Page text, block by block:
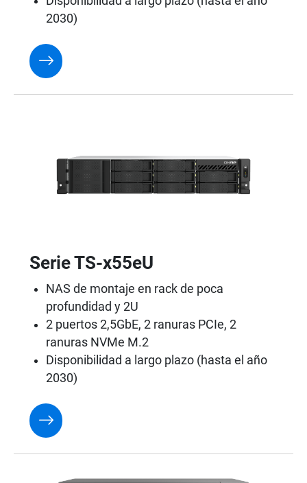
2030)
Serie TS-x55eU
NAS de montaje en rack de poca
profundidad y 2U
2 puertos 2,5GbE, 2 ranuras PCIe, 2
ranuras NVMe M.2
Disponibilidad a largo plazo (hasta el año
2030)